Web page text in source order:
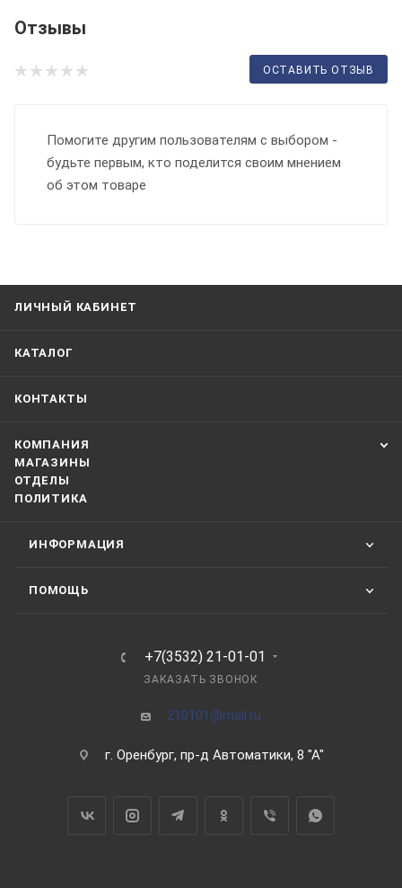
Отзывы
ОСТАВИТЬ ОТЗЫВ
Помогите другим пользователям с выбором -
будьте первым, кто поделится своим мнением
об этом товаре
ЛИЧНЫЙ КАБИНЕТ
КАТАЛОГ
КОНТАКТЫ
КОМПАНИЯ
МАГАЗИНЫ
ОТДЕЛЫ
ПОЛИТИКА
ИНФОРМАЦИЯ
ПОМОЩЬ
+7(3532) 21-01-01
ЗАКАЗАТЬ ЗВОНОК
210101@mail.ru
г. Оренбург, пр-д Автоматики, 8 "А"